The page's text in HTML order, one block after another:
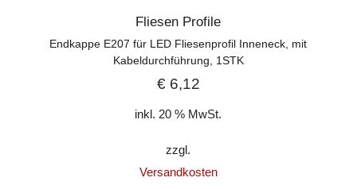
Fliesen Profile
Endkappe E207 für LED Fliesenprofil Inneneck, mit
Kabeldurchführung, 1STK
€6,12
inkl. 20 % MwSt.
zzgl.
Versandkosten